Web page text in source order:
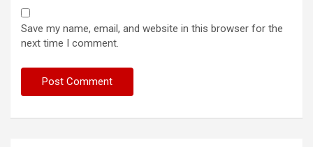
Save my name, email, and website in this browser for the
next time I comment.